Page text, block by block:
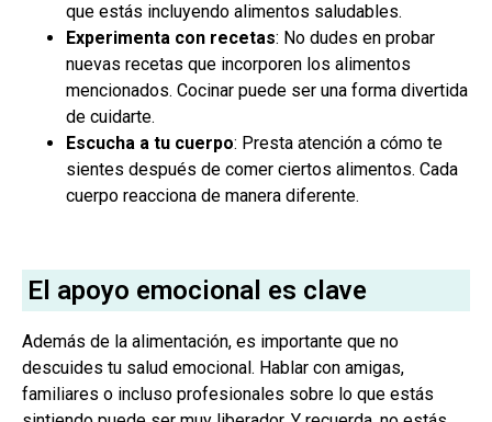
que estás incluyendo alimentos saludables.
Experimenta con recetas: No dudes en probar
nuevas recetas que incorporen los alimentos
mencionados. Cocinar puede ser una forma divertida
de cuidarte.
Escucha a tu cuerpo: Presta atención a cómo te
sientes después de comer ciertos alimentos. Cada
cuerpo reacciona de manera diferente.
El apoyo emocional es clave
Además de la alimentación, es importante que no
descuides tu salud emocional. Hablar con amigas,
familiares o incluso profesionales sobre lo que estás